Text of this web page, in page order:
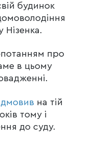
будинок
про
в цьому
на тій
тому і
до суду.